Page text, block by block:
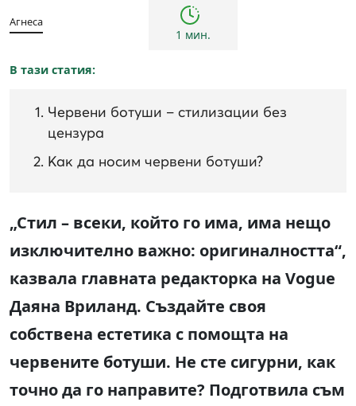
Агнеса
1 мин.
В тази статия:
Червени ботуши – стилизации без
цензура
Как да носим червени ботуши?
„Стил – всеки, който го има, има нещо
изключително важно: оригиналността“,
казвала главната редакторка на Vogue
Даяна Вриланд. Създайте своя
собствена естетика с помощта на
червените ботуши. Не сте сигурни, как
точно да го направите? Подготвила съм